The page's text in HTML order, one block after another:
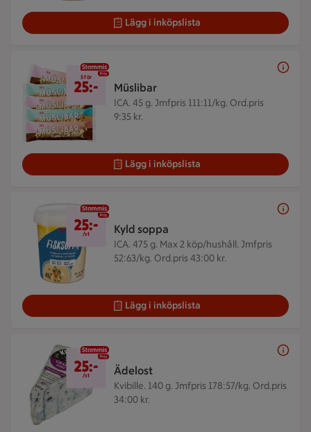
Lägg i inköpslista
Müslibar
ICA. 45 g. Jmfpris 111:11/kg. Ord.pris
9:35 kr.
5 för 25 kr
5 för
25:-
Lägg i inköpslista
Kyld soppa
ICA. 475 g. Max 2 köp/hushåll. Jmfpris
52:63/kg. Ord.pris 43:00 kr.
25 kr/st
25:-
/st
Lägg i inköpslista
Ädelost
Kvibille. 140 g. Jmfpris 178:57/kg. Ord.pris
34:00 kr.
25 kr/st
25:-
/st